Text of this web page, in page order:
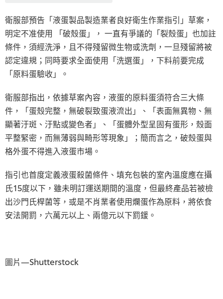
衛服部預告「液蛋製品製造業者良好衛生作業指引」草案，
明定不准使用 「破殼蛋」， 一直有爭議的「裂殼蛋」也加註
條件，須經洗淨，且不得殘留微生物或洗劑，一旦殘留將被
認定違規；同時要求全面使用「洗選蛋」，下料前要完成
「原料蛋驗收」。
衛服部指出，依據草案內容，液蛋的原料蛋須符合三大條
件，「蛋殼完整，無破裂致蛋液流出」、「表面無異物、無
顯著汙斑、汙點或變色者」、「蛋體外型呈固有蛋形，殼面
平整緊密，而無薄弱與畸形等現象」；簡而言之，破殼蛋與
格外蛋不得進入液蛋市場。
指引也首度定義液蛋殺菌條件、填充包裝的室內溫度應在攝
氏15度以下，雖未明訂運送期間的溫度，但最終產品若被檢
出沙門氏桿菌等，或是不肖業者使用爛蛋作為原料，將依食
安法開罰，六萬元以上、兩億元以下罰鍰。
圖片—Shutterstock